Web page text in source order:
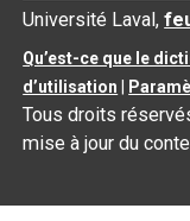
Université Laval,
Qu’est-ce que le
d’utilisation
Tous droits
mise à jour du